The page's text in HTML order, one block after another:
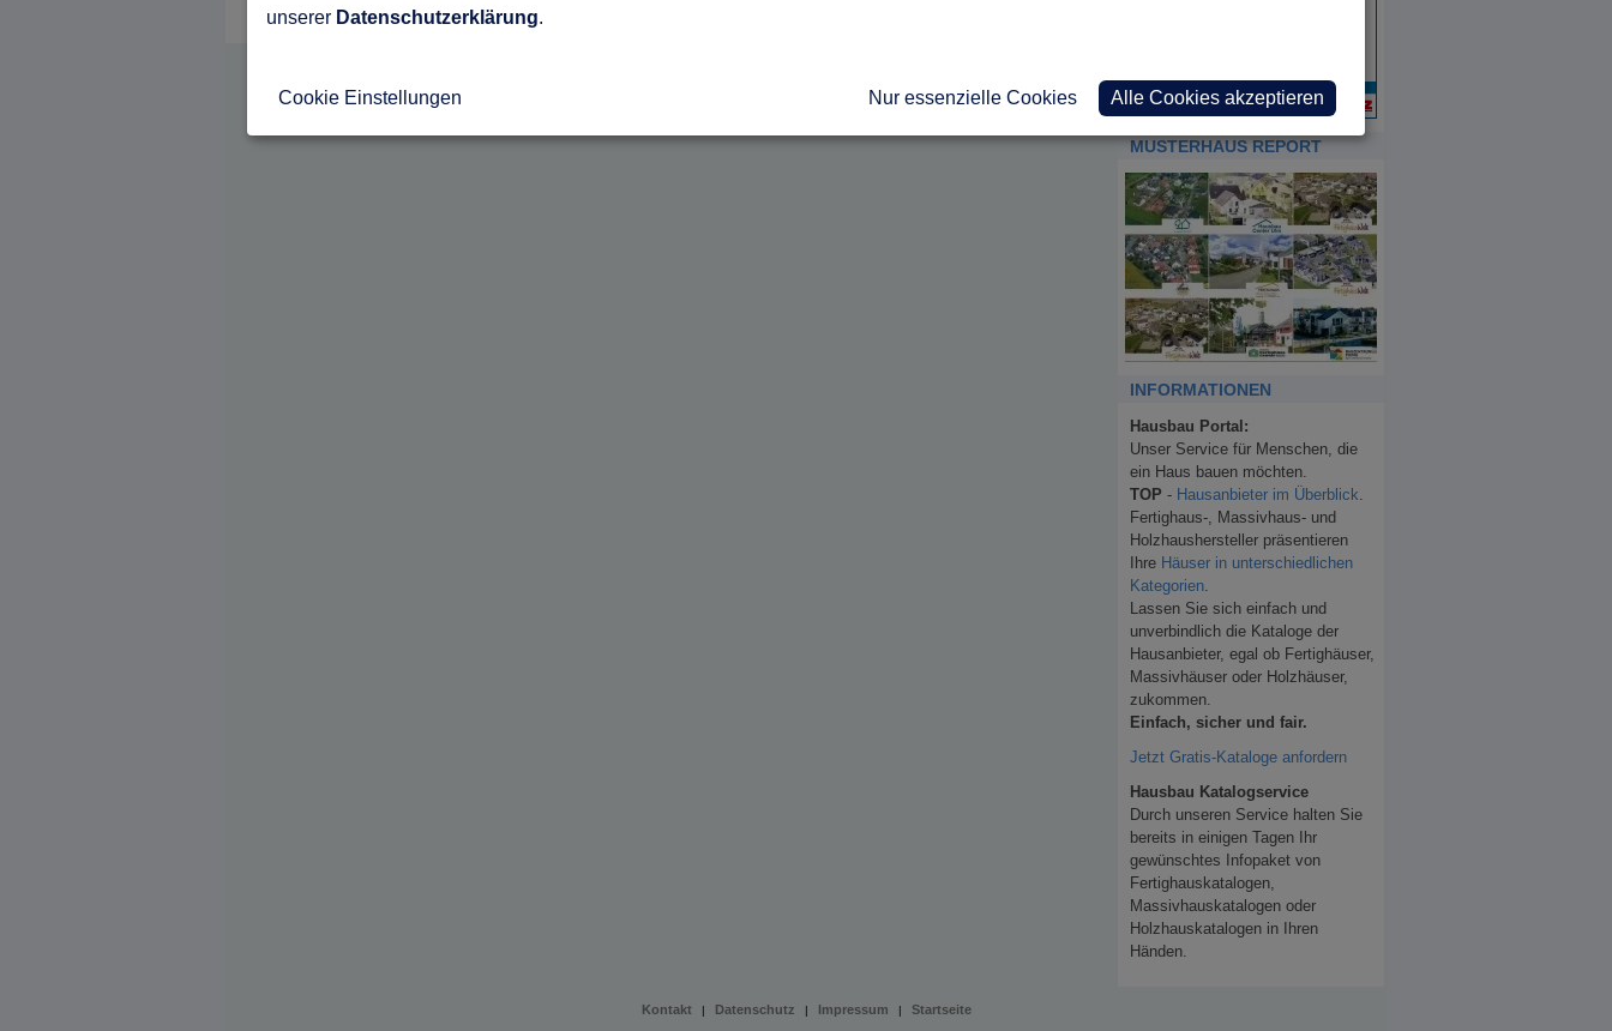
MUSTERHAUS REPORT
INFORMATIONEN
Hausbau Portal:
Unser Service für Menschen, die
ein Haus bauen möchten.
TOP - Hausanbieter im Überblick
Fertighaus-, Massivhaus- und
Holzhaushersteller präsentieren
Ihre Häuser in unterschiedlichen
Kategorien
Lassen Sie sich einfach und
unverbindlich die Kataloge der
Hausanbieter, egal ob Fertighäuser,
Massivhäuser oder Holzhäuser,
zukommen.
Einfach, sicher und fair.
Jetzt Gratis-Kataloge anfordern
Hausbau Katalogservice
Durch unseren Service halten Sie
bereits in einigen Tagen Ihr
gewünschtes Infopaket von
Fertighauskatalogen,
Massivhauskatalogen oder
Holzhauskatalogen in Ihren
Händen.
Kontakt | Datenschutz | Impressum | Startseite
unserer Datenschutzerklärung.
Cookie Einstellungen Nur essenzielle Cookies Alle Cookies akzeptieren